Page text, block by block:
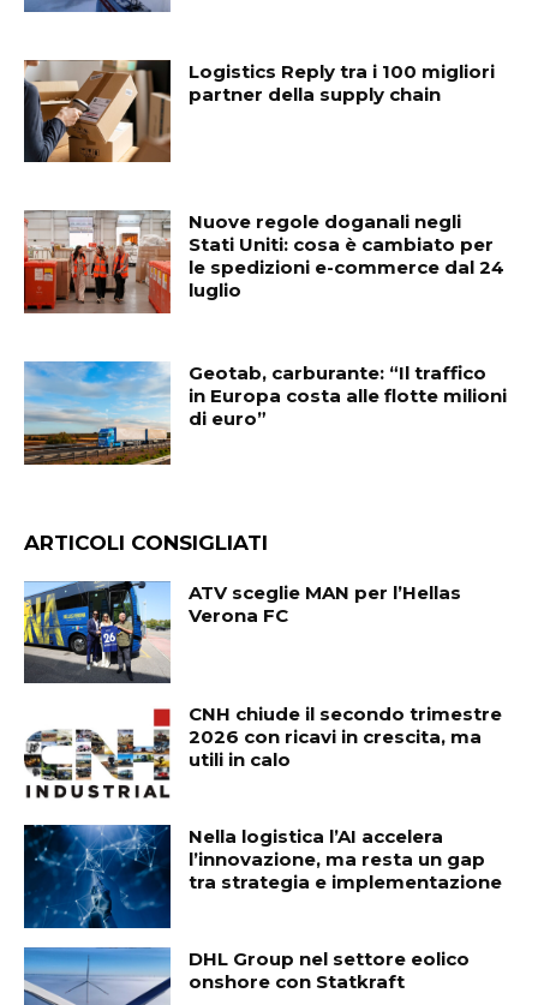
Logistics Reply tra i 100 migliori
partner della supply chain
Nuove regole doganali negli
Stati Uniti: cosa è cambiato per
le spedizioni e-commerce dal 24
luglio
Geotab, carburante: “Il traffico
in Europa costa alle flotte milioni
di euro”
ARTICOLI CONSIGLIATI
ATV sceglie MAN per l’Hellas
Verona FC
CNH chiude il secondo trimestre
2026 con ricavi in crescita, ma
utili in calo
Nella logistica l’AI accelera
l’innovazione, ma resta un gap
tra strategia e implementazione
DHL Group nel settore eolico
onshore con Statkraft